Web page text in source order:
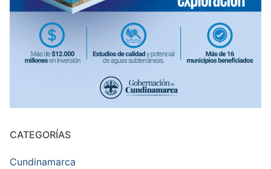
CATEGORÍAS
Cundinamarca